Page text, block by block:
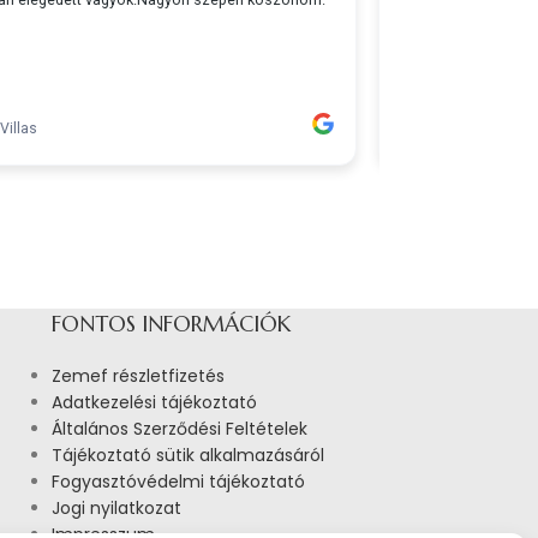
FONTOS INFORMÁCIÓK
Zemef részletfizetés
Adatkezelési tájékoztató
Általános Szerződési Feltételek
Tájékoztató sütik alkalmazásáról
Fogyasztóvédelmi tájékoztató
Jogi nyilatkozat